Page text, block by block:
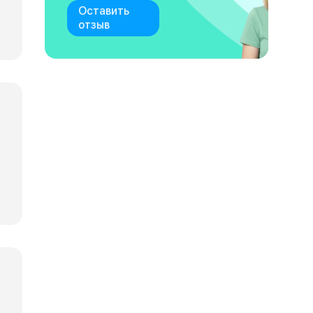
Оставить
отзыв